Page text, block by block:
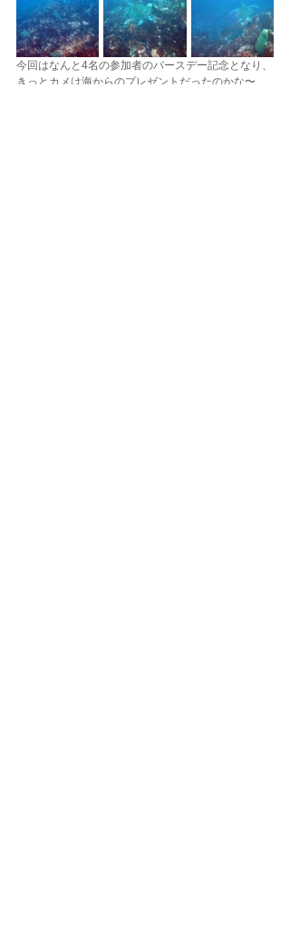
今回はなんと4名の参加者のバースデー記念となり、
きっとカメは海からのプレゼントだったのかな〜